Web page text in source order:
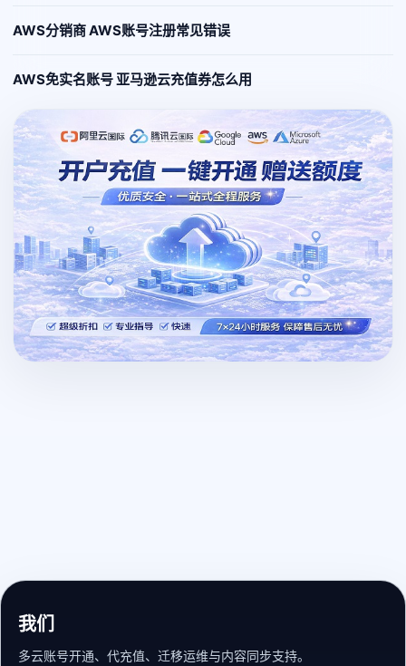
AWS分销商 AWS账号注册常见错误
AWS免实名账号 亚马逊云充值券怎么用
我们
多云账号开通、代充值、迁移运维与内容同步支持。